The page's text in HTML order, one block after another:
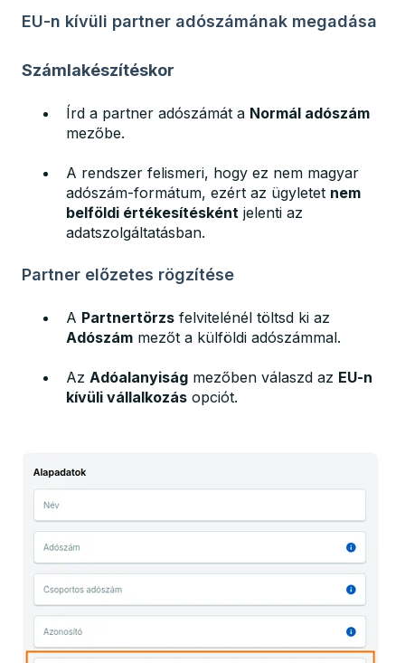
EU-n kívüli partner adószámának megadása
Számlakészítéskor
Írd a partner adószámát a Normál adószám
mezőbe.
A rendszer felismeri, hogy ez nem magyar
adószám-formátum, ezért az ügyletet nem
belföldi értékesítésként jelenti az
adatszolgáltatásban.
Partner előzetes rögzítése
A Partnertörzs felvitelénél töltsd ki az
Adószám mezőt a külföldi adószámmal.
Az Adóalanyiság mezőben válaszd az EU-n
kívüli vállalkozás opciót.